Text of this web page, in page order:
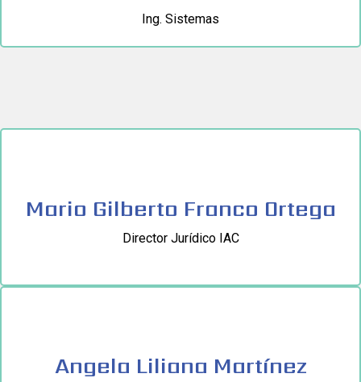
Ing. Sistemas
Angela Liliana Martínez
Mario Gilberto Franco Ortega
Director Jurídico IAC